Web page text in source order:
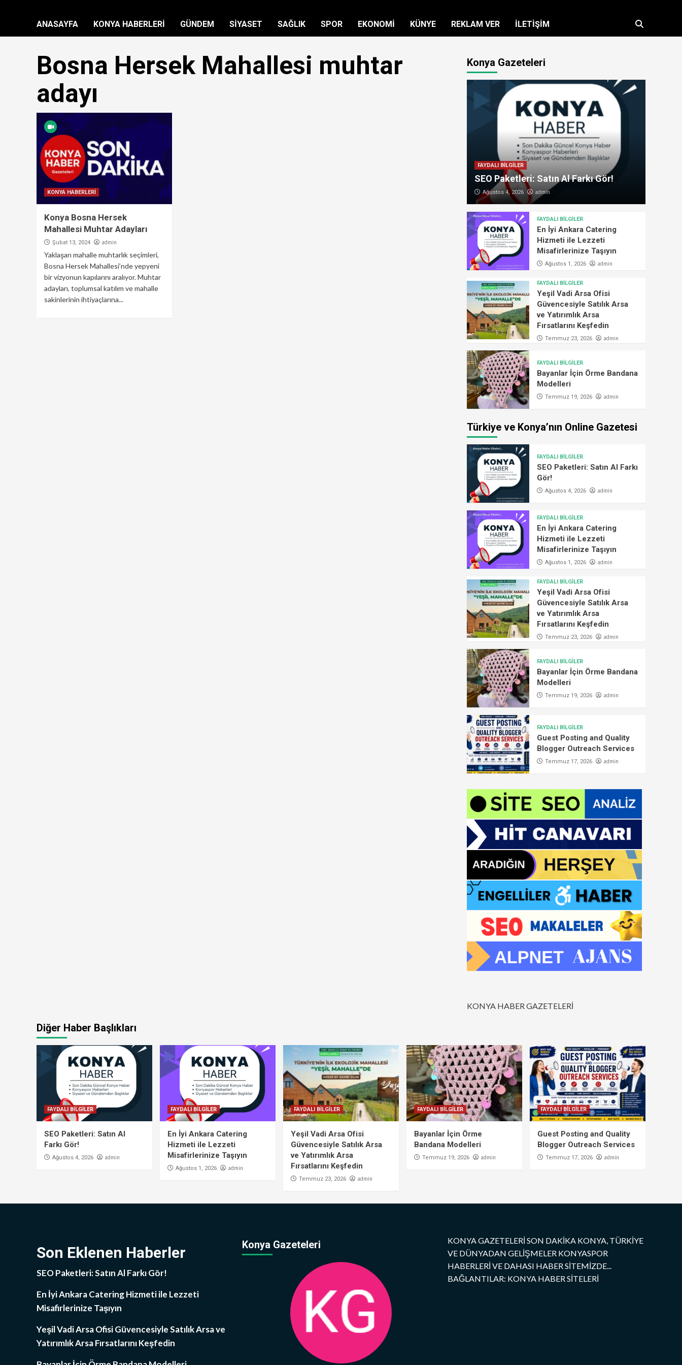
ANASAYFA KONYA HABERLERİ GÜNDEM SİYASET SAĞLIK SPOR EKONOMİ KÜNYE REKLAM VER İLETİŞİM
Bosna Hersek Mahallesi muhtar
adayı
KONYA HABERLERİ
Konya Bosna Hersek
Mahallesi Muhtar Adayları
Şubat 13, 2024 admin
Yaklaşan mahalle muhtarlık seçimleri,
Bosna Hersek Mahallesi’nde yepyeni
bir vizyonun kapılarını aralıyor. Muhtar
adayları, toplumsal katılım ve mahalle
sakinlerinin ihtiyaçlarına...
Konya Gazeteleri
FAYDALI BİLGİLER
SEO Paketleri: Satın Al Farkı Gör!
Ağustos 4, 2026 admin
FAYDALI BİLGİLER
En İyi Ankara Catering
Hizmeti ile Lezzeti
Misafirlerinize Taşıyın
Ağustos 1, 2026 admin
FAYDALI BİLGİLER
Yeşil Vadi Arsa Ofisi
Güvencesiyle Satılık Arsa
ve Yatırımlık Arsa
Fırsatlarını Keşfedin
Temmuz 23, 2026 admin
FAYDALI BİLGİLER
Bayanlar İçin Örme Bandana
Modelleri
Temmuz 19, 2026 admin
Türkiye ve Konya’nın Online Gazetesi
FAYDALI BİLGİLER
SEO Paketleri: Satın Al Farkı
Gör!
Ağustos 4, 2026 admin
FAYDALI BİLGİLER
En İyi Ankara Catering
Hizmeti ile Lezzeti
Misafirlerinize Taşıyın
Ağustos 1, 2026 admin
FAYDALI BİLGİLER
Yeşil Vadi Arsa Ofisi
Güvencesiyle Satılık Arsa
ve Yatırımlık Arsa
Fırsatlarını Keşfedin
Temmuz 23, 2026 admin
FAYDALI BİLGİLER
Bayanlar İçin Örme Bandana
Modelleri
Temmuz 19, 2026 admin
FAYDALI BİLGİLER
Guest Posting and Quality
Blogger Outreach Services
Temmuz 17, 2026 admin
KONYA HABER GAZETELERİ
Diğer Haber Başlıkları
FAYDALI BİLGİLER
SEO Paketleri: Satın Al
Farkı Gör!
Ağustos 4, 2026 admin
FAYDALI BİLGİLER
En İyi Ankara Catering
Hizmeti ile Lezzeti
Misafirlerinize Taşıyın
Ağustos 1, 2026 admin
FAYDALI BİLGİLER
Yeşil Vadi Arsa Ofisi
Güvencesiyle Satılık Arsa
ve Yatırımlık Arsa
Fırsatlarını Keşfedin
Temmuz 23, 2026 admin
FAYDALI BİLGİLER
Bayanlar İçin Örme
Bandana Modelleri
Temmuz 19, 2026 admin
FAYDALI BİLGİLER
Guest Posting and Quality
Blogger Outreach Services
Temmuz 17, 2026 admin
Son Eklenen Haberler
SEO Paketleri: Satın Al Farkı Gör!
En İyi Ankara Catering Hizmeti ile Lezzeti
Misafirlerinize Taşıyın
Yeşil Vadi Arsa Ofisi Güvencesiyle Satılık Arsa ve
Yatırımlık Arsa Fırsatlarını Keşfedin
Konya Gazeteleri
KONYA GAZETELERİ SON DAKİKA KONYA, TÜRKİYE
VE DÜNYADAN GELİŞMELER KONYASPOR
HABERLERİ VE DAHASI HABER SİTEMİZDE...
BAĞLANTILAR: KONYA HABER SİTELERİ